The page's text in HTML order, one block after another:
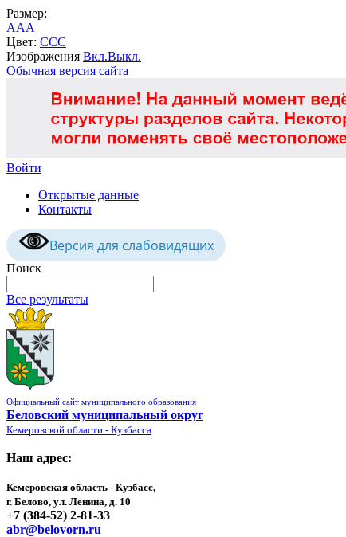
Размер:
AAA
Цвет: CCC
Изображения Вкл.Выкл.
Обычная версия сайта
Войти
Открытые данные
Контакты
Версия для слабовидящих
Поиск
Все результаты
Официальный сайт муниципального образования
Беловский муниципальный округ
Кемеровской области - Кузбасса
Наш адрес:
Кемеровская область - Кузбасс,
г. Белово, ул. Ленина, д. 10
+7 (384-52) 2-81-33
abr@belovorn.ru